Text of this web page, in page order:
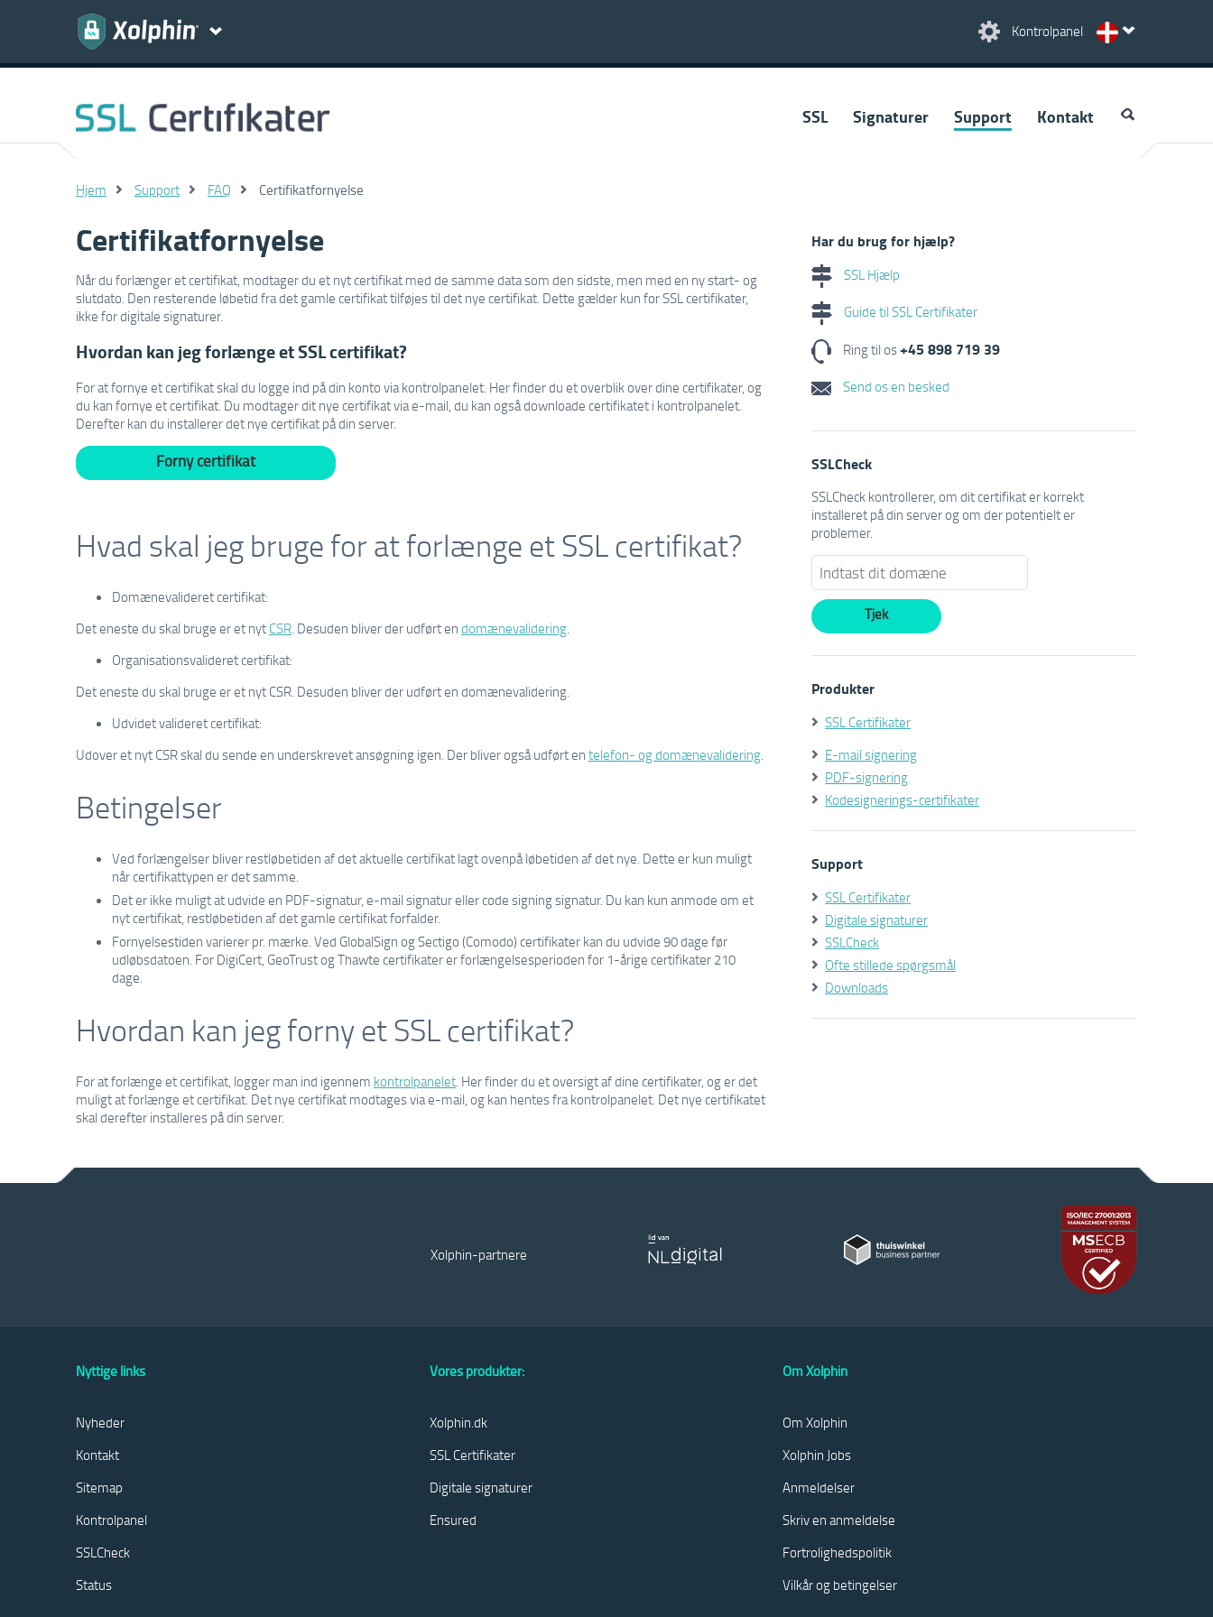
Kontrolpanel
SSL Signaturer Support Kontakt
Hjem Support FAQ Certifikatfornyelse
Certifikatfornyelse
Når du forlænger et certifikat, modtager du et nyt certifikat med de samme data som den sidste, men med en ny start- og
slutdato. Den resterende løbetid fra det gamle certifikat tilføjes til det nye certifikat. Dette gælder kun for SSL certifikater,
ikke for digitale signaturer.
Hvordan kan jeg forlænge et SSL certifikat?
For at fornye et certifikat skal du logge ind på din konto via kontrolpanelet. Her finder du et overblik over dine certifikater, og
du kan fornye et certifikat. Du modtager dit nye certifikat via e-mail, du kan også downloade certifikatet i kontrolpanelet.
Derefter kan du installerer det nye certifikat på din server.
Forny certifikat
Hvad skal jeg bruge for at forlænge et SSL certifikat?
Domænevalideret certifikat:
Det eneste du skal bruge er et nyt CSR . Desuden bliver der udført en domænevalidering
Organisationsvalideret certifikat:
Det eneste du skal bruge er et nyt CSR. Desuden bliver der udført en domænevalidering.
Udvidet valideret certifikat:
Udover et nyt CSR skal du sende en underskrevet ansøgning igen. Der bliver også udført en telefon- og domænevalidering
Betingelser
Ved forlængelser bliver restløbetiden af det aktuelle certifikat lagt ovenpå løbetiden af det nye. Dette er kun muligt
når certifikattypen er det samme.
Det er ikke muligt at udvide en PDF-signatur, e-mail signatur eller code signing signatur. Du kan kun anmode om et
nyt certifikat, restløbetiden af ​​det gamle certifikat forfalder.
Fornyelsestiden varierer pr. mærke. Ved GlobalSign og Sectigo (Comodo) certifikater kan du udvide 90 dage før
udløbsdatoen. For DigiCert, GeoTrust og Thawte certifikater er forlængelsesperioden for 1-årige certifikater 210
dage.
Hvordan kan jeg forny et SSL certifikat?
For at forlænge et certifikat, logger man ind igennem kontrolpanelet . Her finder du et oversigt af dine certifikater, og er det
muligt at forlænge et certifikat. Det nye certifikat modtages via e-mail, og kan hentes fra kontrolpanelet. Det nye certifikatet
skal derefter installeres på din server.
Har du brug for hjælp?
SSL Hjælp
Guide til SSL Certifikater
Ring til os+45 898 719 39
Send os en besked
SSLCheck
SSLCheck kontrollerer, om dit certifikat er korrekt
installeret på din server og om der potentielt er
problemer.
Produkter
SSL Certifikater
E-mail signering
PDF-signering
Kodesignerings-certifikater
Support
SSL Certifikater
Digitale signaturer
SSLCheck
Ofte stillede spørgsmål
Downloads
Xolphin-partnere
Nyttige links
Nyheder
Kontakt
Sitemap
Kontrolpanel
SSLCheck
Status
Vores produkter:
Xolphin.dk
SSL Certifikater
Digitale signaturer
Ensured
Om Xolphin
Om Xolphin
Xolphin Jobs
Anmeldelser
Skriv en anmeldelse
Fortrolighedspolitik
Vilkår og betingelser